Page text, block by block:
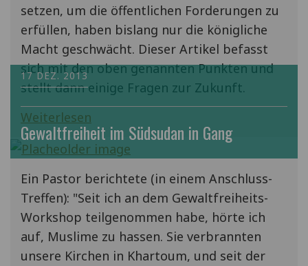
setzen, um die öffentlichen Forderungen zu
erfüllen, haben bislang nur die königliche
Macht geschwächt. Dieser Artikel befasst
sich mit den oben genannten Punkten und
stellt dann einige Fragen zur Zukunft.
Weiterlesen
17 DEZ. 2013
Gewaltfreiheit im Südsudan in Gang
Ein Pastor berichtete (in einem Anschluss-
Treffen): "Seit ich an dem Gewaltfreiheits-
Workshop teilgenommen habe, hörte ich
auf, Muslime zu hassen. Sie verbrannten
unsere Kirchen in Khartoum, und seit der